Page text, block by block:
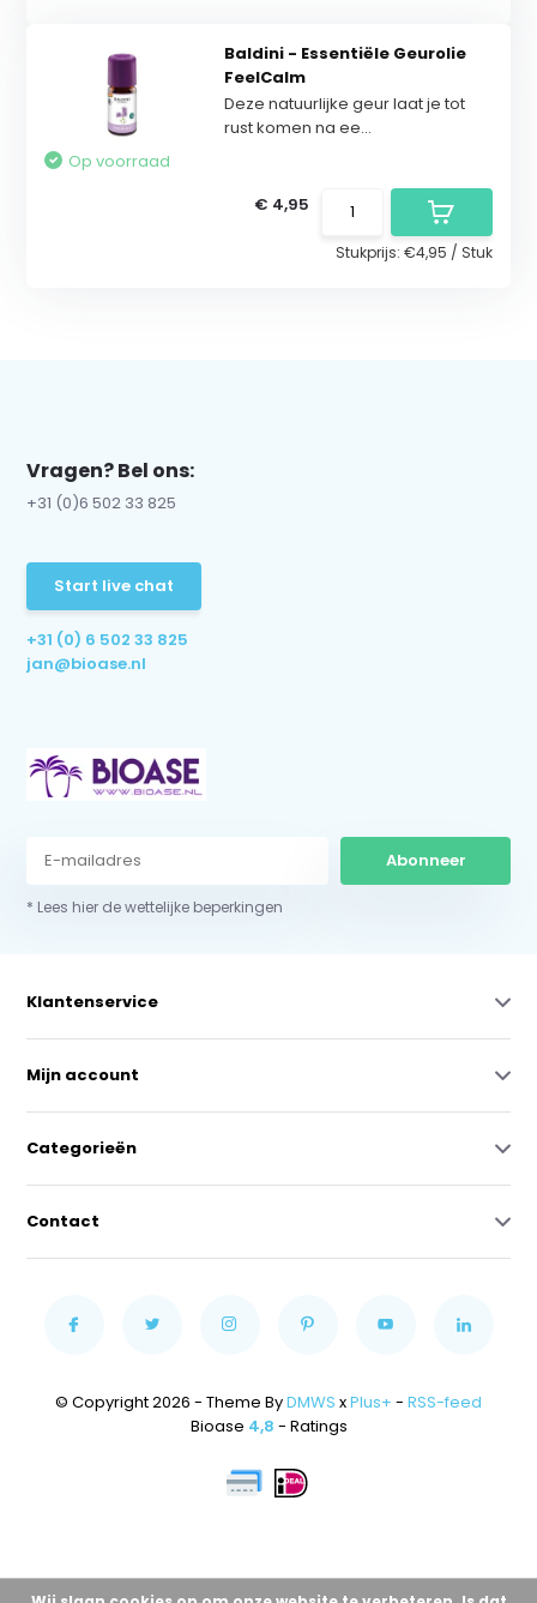
Baldini - Essentiële Geurolie
FeelCalm
Deze natuurlijke geur laat je tot
rust komen na ee...
Op voorraad
€ 4,95
Stukprijs: €4,95 / Stuk
Vragen? Bel ons:
+31 (0)6 502 33 825
Start live chat
+31 (0) 6 502 33 825
jan@bioase.nl
Abonneer
* Lees hier de wettelijke beperkingen
Klantenservice
Mijn account
Categorieën
Contact
© Copyright 2026 - Theme ByDMWS xPlus+ - RSS-feed
Bioase 4,8 - Ratings